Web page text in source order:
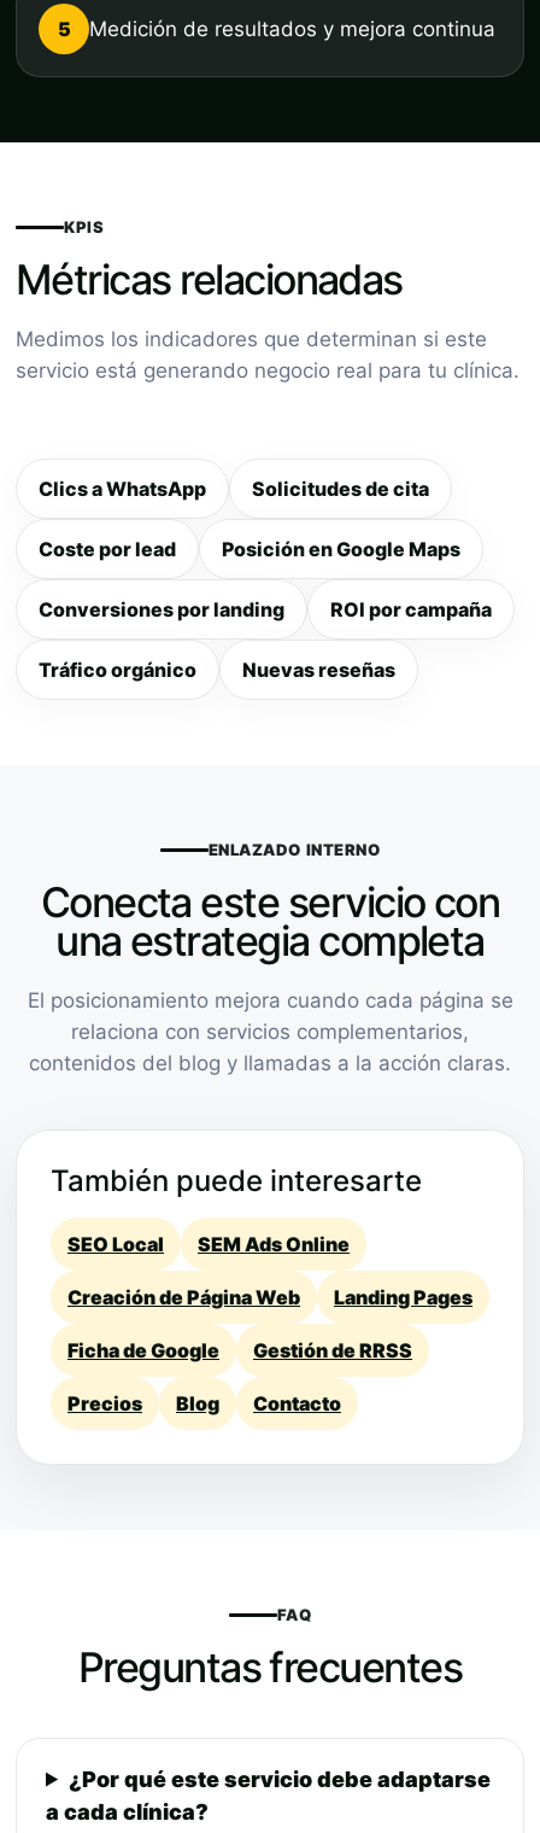
5 Medición de resultados y mejora continua
KPIS
Métricas relacionadas
Medimos los indicadores que determinan si este
servicio está generando negocio real para tu clínica.
Clics a WhatsApp Solicitudes de cita
Coste por lead Posición en Google Maps
Conversiones por landing ROI por campaña
Tráfico orgánico Nuevas reseñas
ENLAZADO INTERNO
Conecta este servicio con
una estrategia completa
El posicionamiento mejora cuando cada página se
relaciona con servicios complementarios,
contenidos del blog y llamadas a la acción claras.
También puede interesarte
SEO Local SEM Ads Online
Creación de Página Web Landing Pages
Ficha de Google Gestión de RRSS
Precios Blog Contacto
FAQ
Preguntas frecuentes
¿Por qué este servicio debe adaptarse
a cada clínica?